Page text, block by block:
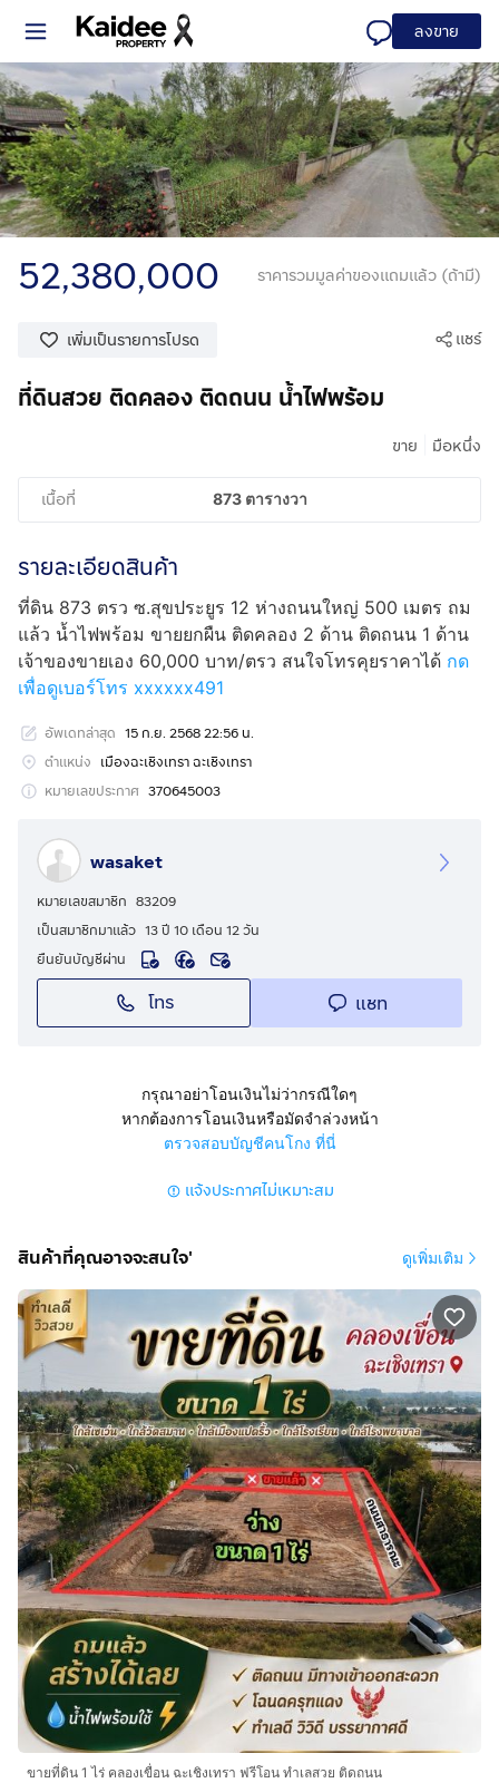
ลงขาย
52,380,000 ราคารวมมูลค่าของแถมแล้ว (ถ้ามี)
เพิ่มเป็นรายการโปรด แชร์
ที่ดินสวย ติดคลอง ติดถนน น้ำไฟพร้อม
ขาย มือหนึ่ง
เนื้อที่ 873 ตารางวา
รายละเอียดสินค้า
ที่ดิน 873 ตรว ซ.สุขประยูร 12 ห่างถนนใหญ่ 500 เมตร ถม
แล้ว น้ำไฟพร้อม ขายยกผืน ติดคลอง 2 ด้าน ติดถนน 1 ด้าน
เจ้าของขายเอง 60,000 บาท/ตรว สนใจโทรคุยราคาได้ กด
เพื่อดูเบอร์โทร xxxxxx491
อัพเดทล่าสุด 15 ก.ย. 2568 22:56 น.
ตำแหน่ง เมืองฉะเชิงเทรา ฉะเชิงเทรา
หมายเลขประกาศ 370645003
wasaket
หมายเลขสมาชิก 83209
เป็นสมาชิกมาแล้ว 13 ปี 10 เดือน 12 วัน
ยืนยันบัญชีผ่าน
โทร แชท
กรุณาอย่าโอนเงินไม่ว่ากรณีใดๆ
หากต้องการโอนเงินหรือมัดจำล่วงหน้า
ตรวจสอบบัญชีคนโกง ที่นี่
แจ้งประกาศไม่เหมาะสม
สินค้าที่คุณอาจจะสนใจ' ดูเพิ่มเติม
ขายที่ดิน 1 ไร่ คลองเขื่อน ฉะเชิงเทรา ฟรีโอน ทำเลสวย ติดถนน